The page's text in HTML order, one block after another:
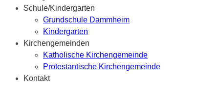
Schule/Kindergarten
Grundschule Dammheim
Kindergarten
Kirchengemeinden
Katholische Kirchengemeinde
Protestantische Kirchengemeinde
Kontakt